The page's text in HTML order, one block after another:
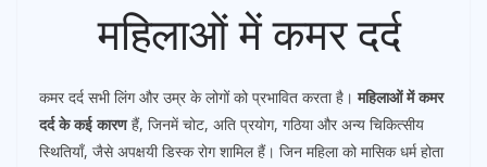
महिलाओं में कमर दर्द
कमर दर्द सभी लिंग और उम्र के लोगों को प्रभावित करता है।महिलाओं में कमर
दर्द के कई कारणहैं, जिनमें चोट, अति प्रयोग, गठिया और अन्य चिकित्सीय
स्थितियाँ, जैसे अपक्षयी डिस्क रोग शामिल हैं। जिन महिला को मासिक धर्म होता